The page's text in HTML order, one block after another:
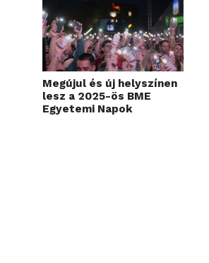
Megújul és új helyszínen
lesz a 2025-ös BME
Egyetemi Napok